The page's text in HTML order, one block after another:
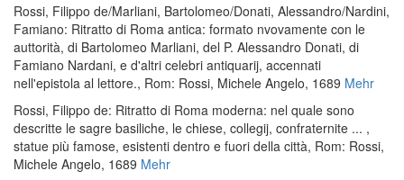
Rossi, Filippo de/Marliani, Bartolomeo/Donati, Alessandro/Nardini,
Famiano: Ritratto di Roma antica: formato nvovamente con le
auttorità, di Bartolomeo Marliani, del P. Alessandro Donati, di
Famiano Nardani, e d'altri celebri antiquarij, accennati
nell'epistola al lettore., Rom: Rossi, Michele Angelo, 1689 Mehr
Rossi, Filippo de: Ritratto di Roma moderna: nel quale sono
descritte le sagre basiliche, le chiese, collegij, confraternite ... ,
statue più famose, esistenti dentro e fuori della città, Rom: Rossi,
Michele Angelo, 1689 Mehr